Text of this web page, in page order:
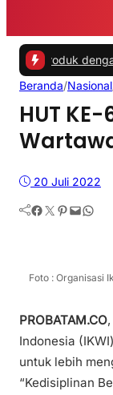
dengan Bijak dan
Beranda/Nasional
HUT
20 Juli 2022
Facebook Twitter Pinterest Mail WhatsApp
Foto : Organisasi
PROBATAM.CO
Indonesia
untuk lebih
“Kedisiplinan